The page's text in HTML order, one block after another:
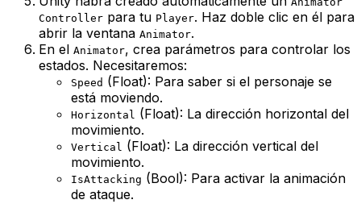
Controller para tu Player. Haz doble clic en él para
abrir la ventana Animator.
En el Animator, crea parámetros para controlar los
estados. Necesitaremos:
Speed (Float): Para saber si el personaje se
está moviendo.
Horizontal (Float): La dirección horizontal del
movimiento.
Vertical (Float): La dirección vertical del
movimiento.
IsAttacking (Bool): Para activar la animación
de ataque.